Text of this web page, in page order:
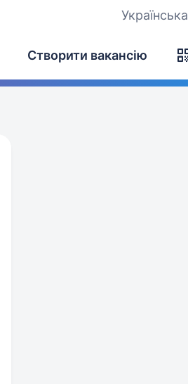
Українська
Створити вакансію